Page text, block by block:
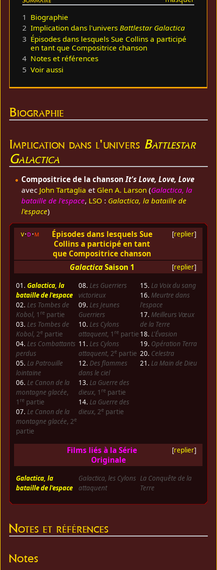
1 Biographie
2 Implication dans l'universBattlestar Galactica
3 Épisodes dans lesquels Sue Collins a participé
en tant que Compositrice chanson
4 Notes et références
5 Voir aussi
Biographie
Implication dans l'univers Battlestar
Galactica
Compositrice de la chanson It's Love, Love, Love
avec John Tartaglia et Glen A. Larson(Galactica, la
bataille de l'espace, LSO : Galactica, la bataille de
l'espace)
[replier]
v d m
Épisodes dans lesquels Sue
Collins a participé en tant
que Compositrice chanson
[replier]
Galactica Saison 1
01. Galactica, la
bataille de l'espace
02. Les Tombes de
Kobol, 1 re partie
03. Les Tombes de
Kobol, 2e partie
04. Les Combattants
perdus
05. La Patrouille
lointaine
06. Le Canon de la
montagne glacée,
1 re partie
07. Le Canon de la
montagne glacée, 2e
partie
08. Les Guerriers
victorieux
09. Les Jeunes
Guerriers
10. Les Cylons
attaquent, 1 re partie
11. Les Cylons
attaquent, 2e partie
12. Des flammes
dans le ciel
13. La Guerre des
dieux, 1 re partie
14. La Guerre des
dieux, 2e partie
15. La Voix du sang
16. Meurtre dans
l'espace
17. Meilleurs Vœux
de la Terre
18. L'Évasion
19. Opération Terra
20. Celestra
21. La Main de Dieu
[replier]
Films liés à la Série
Originale
Galactica, la
bataille de l'espace
Galactica, les Cylons
attaquent
La Conquête de la
Terre
Notes et références
Notes